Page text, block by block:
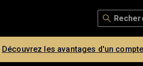
Découvrez les avantages d'un